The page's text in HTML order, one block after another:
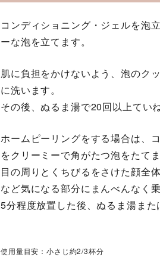
コンディショニング・ジェルを泡
ーな泡を立てます。
肌に負担をかけないよう、泡のク
に洗います。
その後、ぬるま湯で20回以上てい
ホームピーリングをする場合は、
をクリーミーで角がたつ泡をたてま
目の周りとくちびるをさけた顔全
など気になる部分にまんべんなく乗
5分程度放置した後、ぬるま湯また
使用量目安：小さじ約2/3杯分